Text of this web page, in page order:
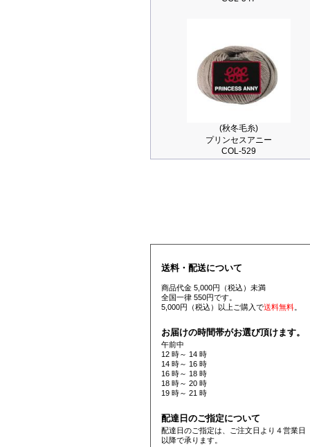
(秋冬毛糸)
プリンセスアニー
COL-529
送料・配送について
商品代金 5,000円（税込）未満
全国一律 550円です。
5,000円（税込）以上ご購入で送料無料。
お届けの時間帯がお選び頂けます。
午前中
12 時～ 14 時
14 時～ 16 時
16 時～ 18 時
18 時～ 20 時
19 時～ 21 時
配達日のご指定について
配達日のご指定は、ご注文日より４営業日
以降で承ります。